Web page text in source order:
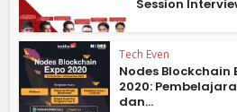
Session
Tech Even
Nodes Blockchain
2020:
dan...